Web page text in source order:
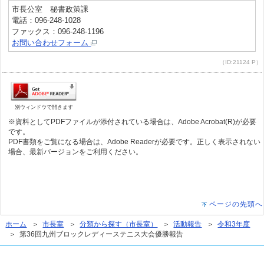
市長公室 秘書政策課
電話：096-248-1028
ファックス：096-248-1196
お問い合わせフォーム
（ID:21124 P）
別ウィンドウで開きます
※資料としてPDFファイルが添付されている場合は、Adobe Acrobat(R)が必要
です。
PDF書類をご覧になる場合は、Adobe Readerが必要です。正しく表示されない
場合、最新バージョンをご利用ください。
ページの先頭へ
ホーム ＞市長室 ＞分類から探す（市長室） ＞活動報告 ＞令和3年度
＞ 第36回九州ブロックレディーステニス大会優勝報告